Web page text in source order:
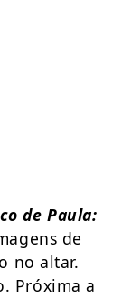
de Paula:
de
no altar.
Próxima a